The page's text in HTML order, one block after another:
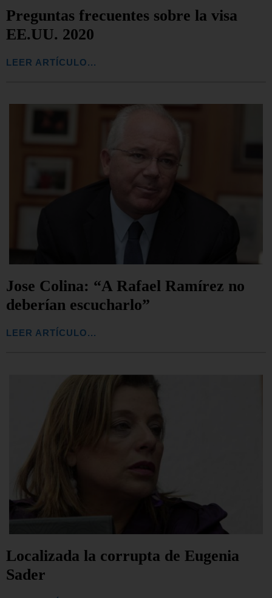
Preguntas frecuentes sobre la visa
EE.UU. 2020
LEER ARTÍCULO...
Jose Colina: “A Rafael Ramírez no
deberían escucharlo”
LEER ARTÍCULO...
Localizada la corrupta de Eugenia
Sader